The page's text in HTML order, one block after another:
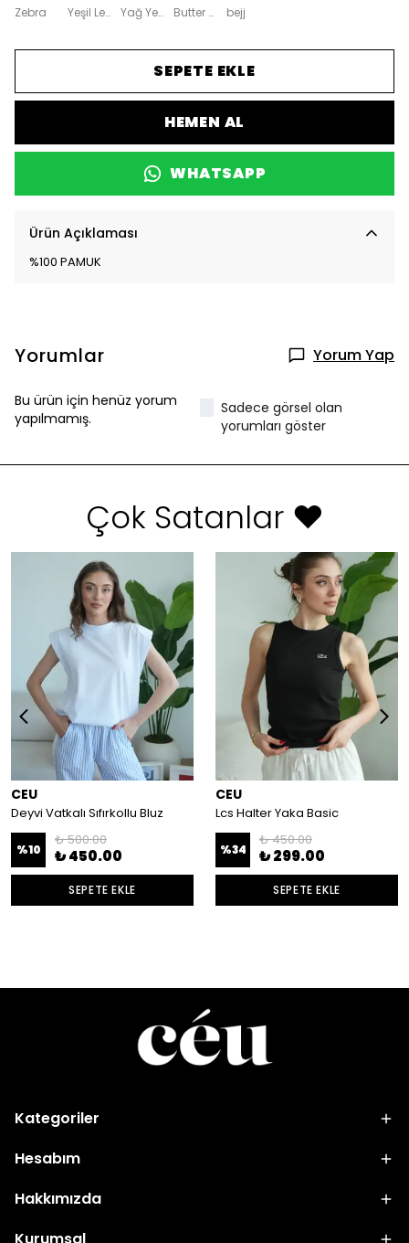
Zebra Yeşil Leopar Desenli Yağ Yeşili Butter Yellow bejj
SEPETE EKLE
HEMEN AL
WHATSAPP
Ürün Açıklaması
%100 PAMUK
Yorumlar Yorum Yap
Bu ürün için henüz yorum
yapılmamış.
Sadece görsel olan
yorumları göster
Çok Satanlar ❤️
CEU
Deyvi Vatkalı Sıfırkollu Bluz
%10
₺ 500.00
₺ 450.00
SEPETE EKLE
CEU
Lcs Halter Yaka Basic
%34
₺ 450.00
₺ 299.00
SEPETE EKLE
Kategoriler
Hesabım
Hakkımızda